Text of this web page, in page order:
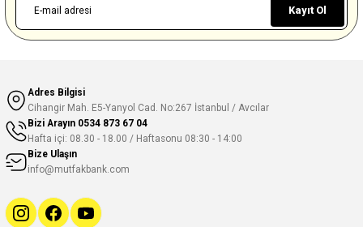
Kayıt Ol
Adres Bilgisi
Cihangir Mah. E5-Yanyol Cad. No:267 İstanbul / Avcılar
Bizi Arayın 0534 873 67 04
Hafta içi: 08.30 - 18.00 / Haftasonu 08:30 - 14:00
Bize Ulaşın
info@mutfakbank.com